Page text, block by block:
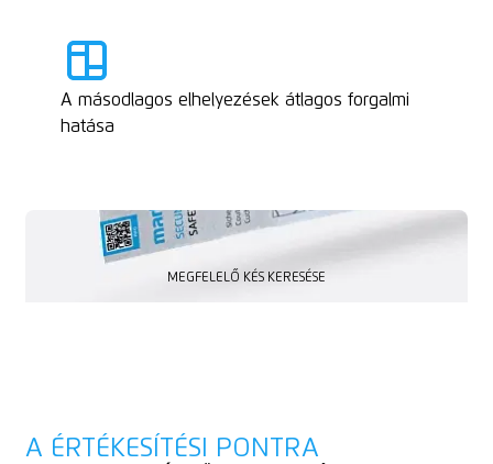
A másodlagos elhelyezések átlagos forgalmi
hatása
MEGFELELŐ KÉS KERESÉSE
A ÉRTÉKESÍTÉSI PONTRA